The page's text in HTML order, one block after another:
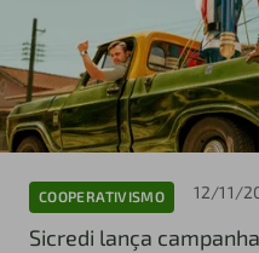
COOPERATIVISMO 12/11/
Sicredi lança